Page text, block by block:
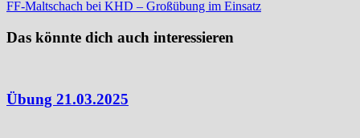
Beitrag:
FF-Maltschach bei KHD – Großübung im Einsatz
Das könnte dich auch interessieren
Übung 21.03.2025